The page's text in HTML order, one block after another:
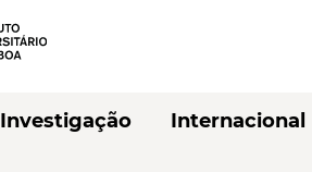
Investigação Internacional